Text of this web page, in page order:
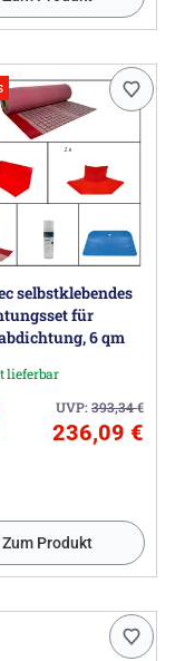
selbstklebendes
für
6 qm
lieferbar
UVP:393,34€
236,09 €
Zum Produkt